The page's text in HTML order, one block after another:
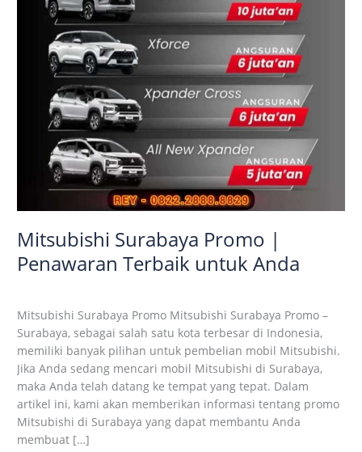
Mitsubishi Surabaya Promo |
Penawaran Terbaik untuk Anda
Mitsubishi Surabaya Promo Mitsubishi Surabaya Promo –
Surabaya, sebagai salah satu kota terbesar di Indonesia,
memiliki banyak pilihan untuk pembelian mobil Mitsubishi.
Jika Anda sedang mencari mobil Mitsubishi di Surabaya,
maka Anda telah datang ke tempat yang tepat. Dalam
artikel ini, kami akan memberikan informasi tentang promo
Mitsubishi di Surabaya yang dapat membantu Anda
membuat […]